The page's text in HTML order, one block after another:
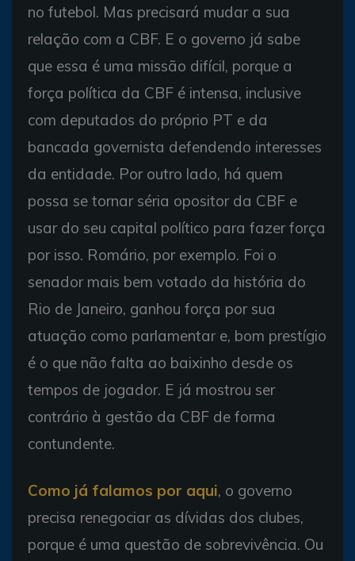
no futebol. Mas precisará mudar a sua
relação com a CBF. E o governo já sabe
que essa é uma missão difícil, porque a
força política da CBF é intensa, inclusive
com deputados do próprio PT e da
bancada governista defendendo interesses
da entidade. Por outro lado, há quem
possa se tornar séria opositor da CBF e
usar do seu capital político para fazer força
por isso. Romário, por exemplo. Foi o
senador mais bem votado da história do
Rio de Janeiro, ganhou força por sua
atuação como parlamentar e, bom prestígio
é o que não falta ao baixinho desde os
tempos de jogador. E já mostrou ser
contrário à gestão da CBF de forma
contundente.
Como já falamos por aqui, o governo
precisa renegociar as dívidas dos clubes,
porque é uma questão de sobrevivência. Ou